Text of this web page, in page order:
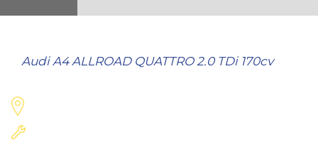
Audi A4 ALLROAD QUATTRO 2.0 TDi 170cv